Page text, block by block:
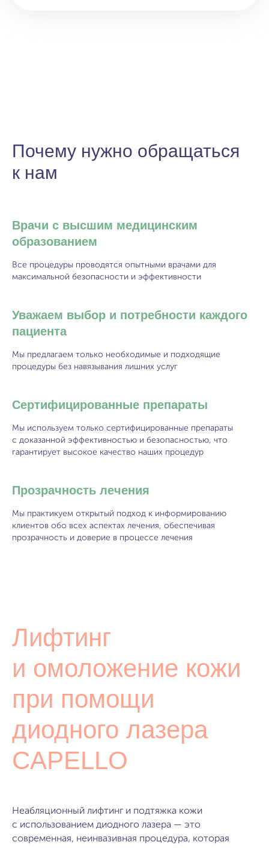
Почему нужно обращаться
к нам
Врачи с высшим медицинским
образованием
Все процедуры проводятся опытными врачами для
максимальной безопасности и эффективности
Уважаем выбор и потребности каждого
пациента
Мы предлагаем только необходимые и подходящие
процедуры без навязывания лишних услуг
Сертифицированные препараты
Мы используем только сертифицированные препараты
с доказанной эффективностью и безопасностью, что
гарантирует высокое качество наших процедур
Прозрачность лечения
Мы практикуем открытый подход к информированию
клиентов обо всех аспектах лечения, обеспечивая
прозрачность и доверие в процессе лечения
Лифтинг
и омоложение кожи
при помощи
диодного лазера
CAPELLO
Неабляционный лифтинг и подтяжка кожи
с использованием диодного лазера — это
современная, неинвазивная процедура, которая